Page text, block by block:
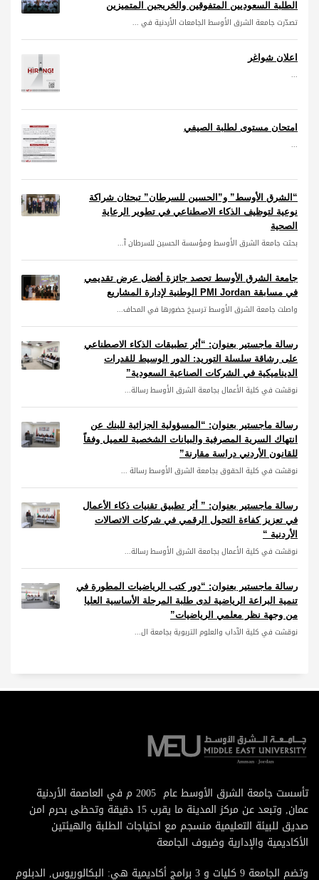
الطلبة السعوديين المتفوقين والخريجين المتميزين
تصدّرت جامعة الشرق الأوسط الجامعات الأردنية في ...
اعلان شواغر
...
امتحان مستوى لطلبة الصيفي
...
“الشرق الأوسط” و”الحسين للسرطان” تبحثان شراكة
نوعية لتوظيف الذكاء الاصطناعي في تطوير الرعاية
الصحية
بحثت جامعة الشرق الأوسط ومؤسسة الحسين للسرطان آ...
جامعة الشرق الأوسط تحصد جائزة أفضل عرض تقديمي
في مسابقة PMI Jordan الوطنية لإدارة المشاريع
واصلت جامعة الشرق الأوسط ترسيخ حضورها في المحاف...
رسالة ماجستير بعنوان: “أثر تطبيقات الذكاء الاصطناعي
على رشاقة سلسلة التوريد: الدور الوسيط للقدرات
الديناميكية في الشركات الصناعية السعودية”
نوقشت في كلية الأعمال بجامعة الشرق الأوسط رسالة...
رسالة ماجستير بعنوان: “المسؤولية الجزائية للبنك عن
انتهاك السرية المصرفية والبيانات الشخصية للعميل وفقاً
للقانون الأردني دراسة مقارنة”
نوقشت في كلية الحقوق بجامعة الشرق الأوسط رسالة ...
رسالة ماجستير بعنوان: ” أثر تطبيق تقنيات ذكاء الأعمال
في تعزيز كفاءة التحول الرقمي في شركات الاتصالات
الأردنية “
نوقشت في كلية الأعمال بجامعة الشرق الأوسط رسالة...
رسالة ماجستير بعنوان: “دور كتب الرياضيات المطورة في
تنمية البراعة الرياضية لدى طلبة المرحلة الأساسية العليا
من وجهة نظر معلمي الرياضيات”
نوقشت في كلية الآداب والعلوم التربوية بجامعة ال...
تأسست جامعة الشرق الأوسط عام 2005 م في العاصمة الأردنية
عمان, وتبعد عن مركز المدينة ما يقرب 15 دقيقة وتحظى بحرم امن
صديق للبيئة التعليمية منسجم مع احتياجات الطلبة والهيئتين
الأكاديمية والإدارية وضيوف الجامعة
وتضم الجامعة 9 كليات و 3 برامج أكاديمية هي: البكالوريوس, الدبلوم